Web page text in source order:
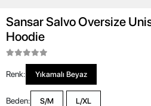
Sansar Salvo Oversize
Hoodie
Renk: Yıkamalı Beyaz
Beden: S/M L/XL